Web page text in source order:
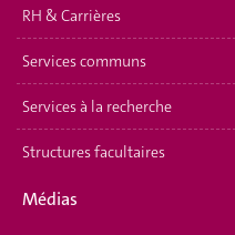
RH & Carrières
Services communs
Services à la recherche
Structures facultaires
Médias